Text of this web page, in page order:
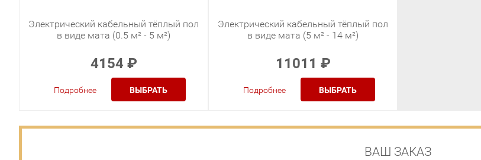
Электрический кабельный тёплый пол
в виде мата (0.5 м² - 5 м²)
4154 ₽
Подробнее ВЫБРАТЬ
Электрический кабельный тёплый пол
в виде мата (5 м² - 14 м²)
11011 ₽
Подробнее ВЫБРАТЬ
ВАШ ЗАКАЗ